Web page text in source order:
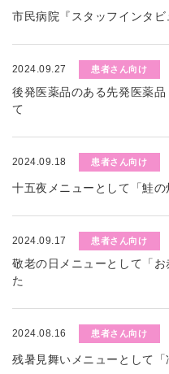
市民病院『スタッフインタ
2024.09.27 患者さん向け
後発医薬品のある先発医薬
て
2024.09.18 患者さん向け
十五夜メニューとして「鮭
2024.09.17 患者さん向け
敬老の日メニューとして「
た
2024.08.16 患者さん向け
残暑見舞いメニューとして